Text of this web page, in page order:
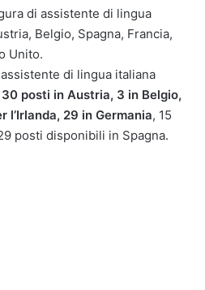
di assistente di lingua
Belgio, Spagna, Francia,
Unito.
di lingua italiana
30 posti in Austria, 3 in Belgio,
l’Irlanda, 29 in Germania, 15
posti disponibili in Spagna.